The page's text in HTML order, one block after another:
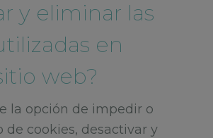
y eliminar las
en
web?
la opción de impedir o
de cookies, desactivar y